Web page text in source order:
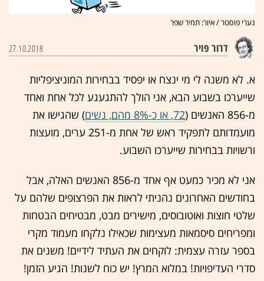
נערי פוסטר / איור: תמיר שפר
דרור פויר 27.10.2018
א. לא משנה לי מי ינצח או יפסיד בבחירות המוניציפליות
שייערכו בשבוע הבא, אני הולך להתגעגע לכל אחת ואחד
מ-856 האנשים (
72, או כ-8% מהם, נשים
) שהגישו את
מועמדותם לתפקיד ראש של אחת מ-251 ערים, מועצות
ורשויות בבחירות שייערכו השבוע.
אני לא מכיר כמעט אף אחד מ-856 האנשים האלה, אבל
בחודשים האחרונים נהניתי לראות את הפרצופים שלהם על
שלטי חוצות ואוטובוסים, מישירים מבט, מבטיחים הבטחות
ומפריחים סיסמאות מעצימות שכאילו נלקחו מעמוד מקרי
בספר עזרה עצמית: לוקחים את העתיד לידיים! משנים את
סדרי העדיפויות! במלוא המרץ! יש כוח לשנות! הגיע הזמן!